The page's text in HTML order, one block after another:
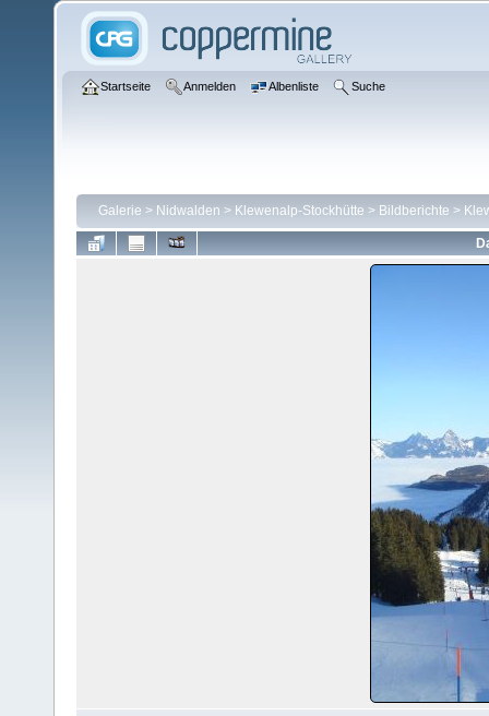
Startseite Anmelden Albenliste Suche
Galerie > Nidwalden > Klewenalp-Stockhütte > Bildberichte >